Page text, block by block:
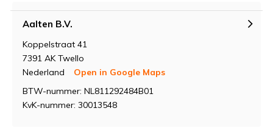
Aalten B.V.
Koppelstraat 41
7391 AK Twello
Nederland
Open in Google Maps
BTW-nummer: NL811292484B01
KvK-nummer: 30013548